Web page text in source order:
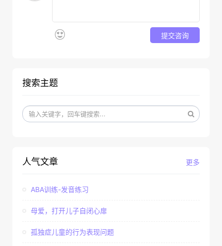
提交咨询
搜索主题
更多
人气文章
ABA训练-发音练习
母爱，打开儿子自闭心扉
孤独症儿童的行为表现问题